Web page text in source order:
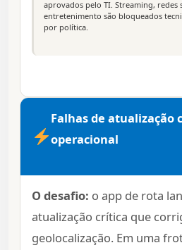
aprovados pelo TI. Streaming, redes
entretenimento são bloqueados
por política.
Falhas de atualização
operacional
O desafio: o app de rota
atualização crítica que
geolocalização. Em uma